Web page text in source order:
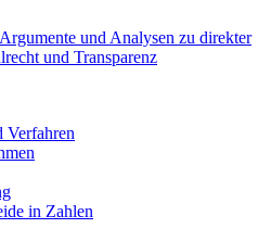
und Analysen zu direkter
und Transparenz
Verfahren
in Zahlen